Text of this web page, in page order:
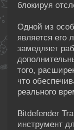
блокируя
Одной из
является его
замедляет
того,
что
реального
Bitdefender
инструмент